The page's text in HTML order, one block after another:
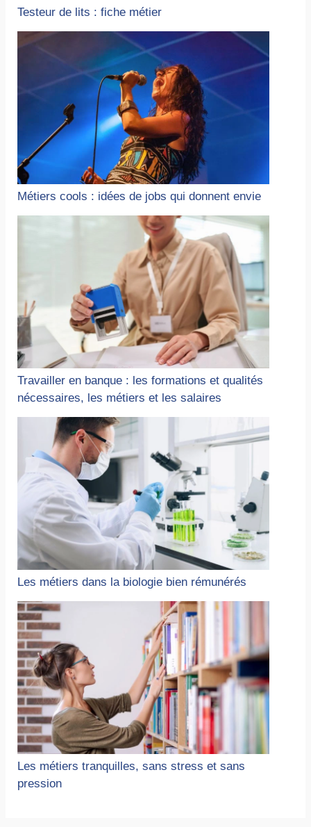
Testeur de lits : fiche métier
Métiers cools : idées de jobs qui donnent envie
Travailler en banque : les formations et qualités
nécessaires, les métiers et les salaires
Les métiers dans la biologie bien rémunérés
Les métiers tranquilles, sans stress et sans
pression